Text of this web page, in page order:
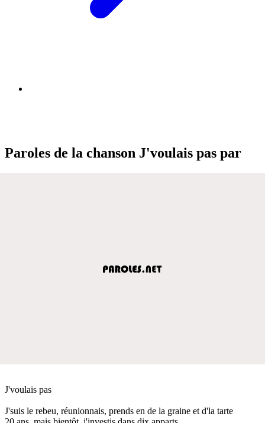
Paroles de la chanson J'voulais pas par
J'voulais pas
J'suis le rebeu, réunionnais, prends en de la graine et d'la tarte